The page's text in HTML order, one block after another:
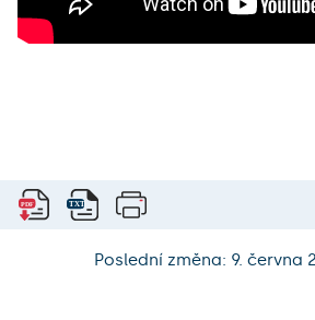
Poslední změna: 9. června